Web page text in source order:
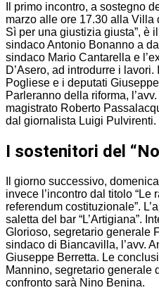
Il primo incontro, a sostegno
marzo alle ore 17.30 alla Villa
Sì per una giustizia giusta”, è
sindaco Antonio Bonanno a
sindaco Mario Cantarella e
D’Asero, ad introdurre i
Pogliese e i deputati
Parleranno della riforma,
magistrato Roberto
dal giornalista Luigi Pulvirenti.
I sostenitori del
Il giorno successivo,
invece l’incontro dal titolo “Le
referendum costituzionale”.
saletta del bar “L’Artigiana”.
Glorioso, segretario generale
sindaco di Biancavilla, l’avv.
Giuseppe Berretta. Le
Mannino, segretario generale
confronto sarà Nino Benina.